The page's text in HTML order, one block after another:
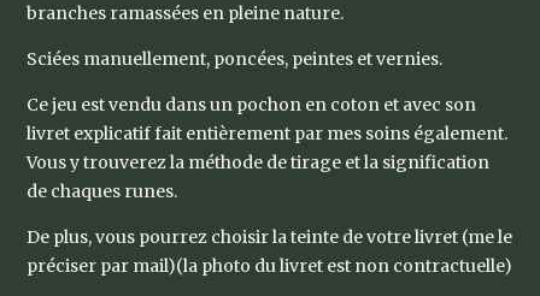
branches ramassées en pleine nature.
Sciées manuellement, poncées, peintes et vernies.
Ce jeu est vendu dans un pochon en coton et avec son
livret explicatif fait entièrement par mes soins également.
Vous y trouverez la méthode de tirage et la signification
de chaques runes.
De plus, vous pourrez choisir la teinte de votre livret (me le
préciser par mail)(la photo du livret est non contractuelle)